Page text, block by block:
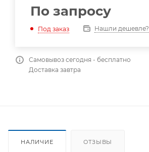
По запросу
Под заказ Нашли дешевле?
Самовывоз сегодня - бесплатно
Доставка завтра
НАЛИЧИЕ ОТЗЫВЫ